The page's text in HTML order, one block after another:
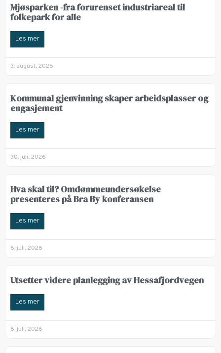
Mjøsparken -fra forurenset industriareal til
folkepark for alle
Les mer
3. august, 2026
Kommunal gjenvinning skaper arbeidsplasser og
engasjement
Les mer
30. juli, 2026
Hva skal til? Omdømmeundersøkelse
presenteres på Bra By konferansen
Les mer
8. juli, 2026
Utsetter videre planlegging av Hessafjordvegen
Les mer
8. juli, 2026